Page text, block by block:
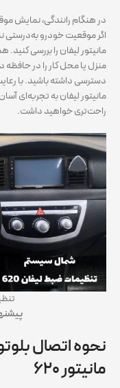
در هنگام رانندگی، نمایش
اگر موقعیت خودرو
مانیتور لیفان را بررسی
منزل یا محل کار را در حافظه
دسترسی داشته باشید. با
مانیتور لیفان به تجربه‌ای
راحت‌تری خواهید داشت.
نحوه اتصال
مانیتور ۶۲۰